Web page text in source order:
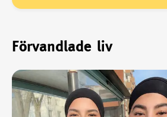
Förvandlade liv